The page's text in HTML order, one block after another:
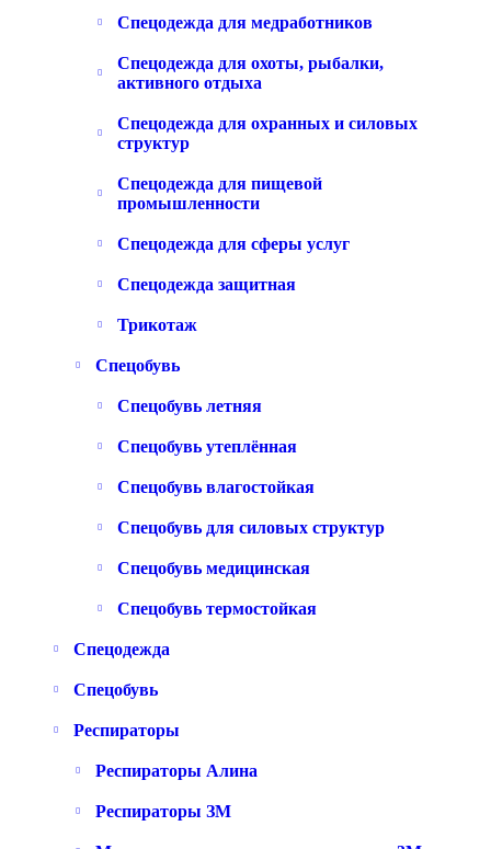
Спецодежда для медработников
Спецодежда для охоты, рыбалки,
активного отдыха
Спецодежда для охранных и силовых
структур
Спецодежда для пищевой
промышленности
Спецодежда для сферы услуг
Спецодежда защитная
Трикотаж
Спецобувь
Спецобувь летняя
Спецобувь утеплённая
Спецобувь влагостойкая
Спецобувь для силовых структур
Спецобувь медицинская
Спецобувь термостойкая
Спецодежда
Спецобувь
Респираторы
Респираторы Алина
Респираторы ЗМ